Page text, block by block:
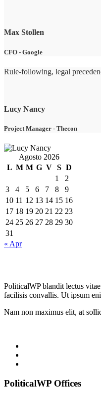
Max Stollen
CFO - Google
Rule-following, legal
Lucy Nancy
Project Manager - Thecon
Agosto 2026
L M M G V S D
1
2
3
4 5 6 7 8
9
10 11 12 13 14 15 16
17 18 19 20 21 22 23
24 25 26 27 28 29 30
31
« Apr
PoliticalWP blandit lectus
facilisis convallis. Ut ipsum
Nam non maximus elit, at
PoliticalWP Offices